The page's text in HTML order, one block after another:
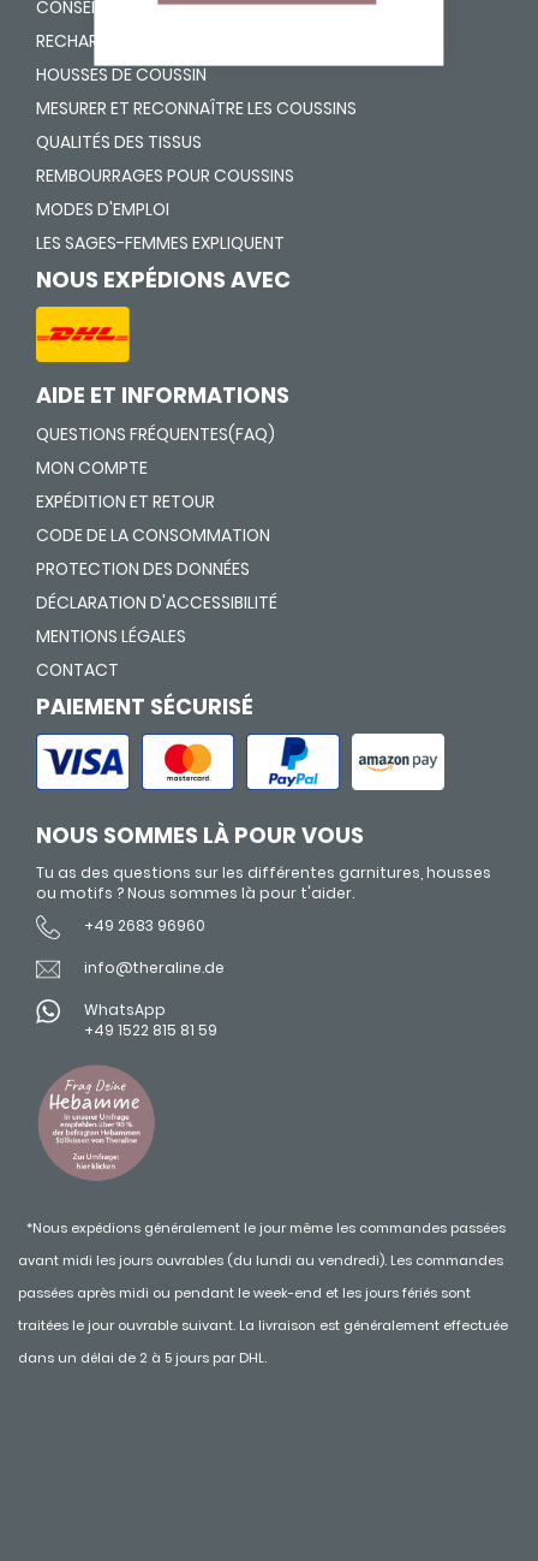
CONSEILS DE LAVAGE
RECHARGER ET VIDER
HOUSSES DE COUSSIN
MESURER ET RECONNAÎTRE LES COUSSINS
QUALITÉS DES TISSUS
REMBOURRAGES POUR COUSSINS
MODES D'EMPLOI
LES SAGES-FEMMES EXPLIQUENT
NOUS EXPÉDIONS AVEC
AIDE ET INFORMATIONS
QUESTIONS FRÉQUENTES(FAQ)
MON COMPTE
EXPÉDITION ET RETOUR
CODE DE LA CONSOMMATION
PROTECTION DES DONNÉES
DÉCLARATION D'ACCESSIBILITÉ
MENTIONS LÉGALES
CONTACT
PAIEMENT SÉCURISÉ
NOUS SOMMES LÀ POUR VOUS
Tu as des questions sur les différentes garnitures, housses
ou motifs ? Nous sommes là pour t'aider.
+49 2683 96960
info@theraline.de
WhatsApp
+49 1522 815 81 59
*Nous expédions généralement le jour même les commandes passées
avant midi les jours ouvrables (du lundi au vendredi). Les commandes
passées après midi ou pendant le week-end et les jours fériés sont
traitées le jour ouvrable suivant. La livraison est généralement effectuée
dans un délai de 2 à 5 jours par DHL.